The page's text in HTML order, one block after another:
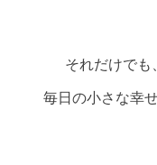
それだけでも
毎日の小さな幸